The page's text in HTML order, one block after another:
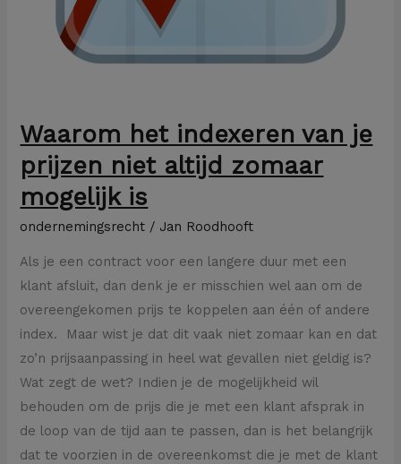
Waarom het indexeren van je
prijzen niet altijd zomaar
mogelijk is
ondernemingsrecht / Jan Roodhooft
Als je een contract voor een langere duur met een
klant afsluit, dan denk je er misschien wel aan om de
overeengekomen prijs te koppelen aan één of andere
index. Maar wist je dat dit vaak niet zomaar kan en dat
zo’n prijsaanpassing in heel wat gevallen niet geldig is?
Wat zegt de wet? Indien je de mogelijkheid wil
behouden om de prijs die je met een klant afsprak in
de loop van de tijd aan te passen, dan is het belangrijk
dat te voorzien in de overeenkomst die je met de klant